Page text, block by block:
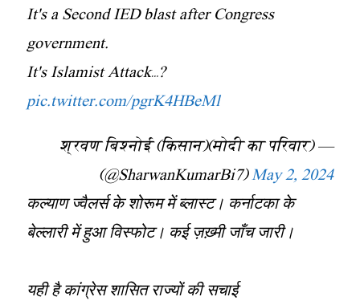
It's a Second IED blast after Congress
government.
It's Islamist Attack…?
pic.twitter.com/pgrK4HBeMl
— श्रवण बिश्नोई (किसान)(मोदी का परिवार)
(@SharwanKumarBi7)May 2, 2024
कल्याण ज्वैलर्स के शोरूम में ब्लास्ट। कर्नाटका के
बेल्लारी में हुआ विस्फोट। कई ज़ख़्मी जाँच जारी।
यही है कांग्रेस शासित राज्यों की सचाई